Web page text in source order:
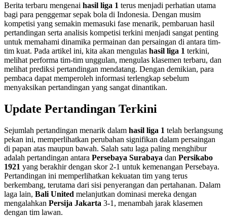
Berita terbaru mengenai hasil liga 1 terus menjadi perhatian utama
bagi para penggemar sepak bola di Indonesia. Dengan musim
kompetisi yang semakin memasuki fase menarik, pembaruan hasil
pertandingan serta analisis kompetisi terkini menjadi sangat penting
untuk memahami dinamika permainan dan persaingan di antara tim-
tim kuat. Pada artikel ini, kita akan mengulas hasil liga 1 terkini,
melihat performa tim-tim unggulan, mengulas klasemen terbaru, dan
melihat prediksi pertandingan mendatang. Dengan demikian, para
pembaca dapat memperoleh informasi terlengkap sebelum
menyaksikan pertandingan yang sangat dinantikan.
Update Pertandingan Terkini
Sejumlah pertandingan menarik dalam hasil liga 1 telah berlangsung
pekan ini, memperlihatkan perubahan signifikan dalam persaingan
di papan atas maupun bawah. Salah satu laga paling menghibur
adalah pertandingan antara Persebaya Surabaya dan Persikabo
1921 yang berakhir dengan skor 2-1 untuk kemenangan Persebaya.
Pertandingan ini memperlihatkan kekuatan tim yang terus
berkembang, terutama dari sisi penyerangan dan pertahanan. Dalam
laga lain, Bali United melanjutkan dominasi mereka dengan
mengalahkan Persija Jakarta 3-1, menambah jarak klasemen
dengan tim lawan.